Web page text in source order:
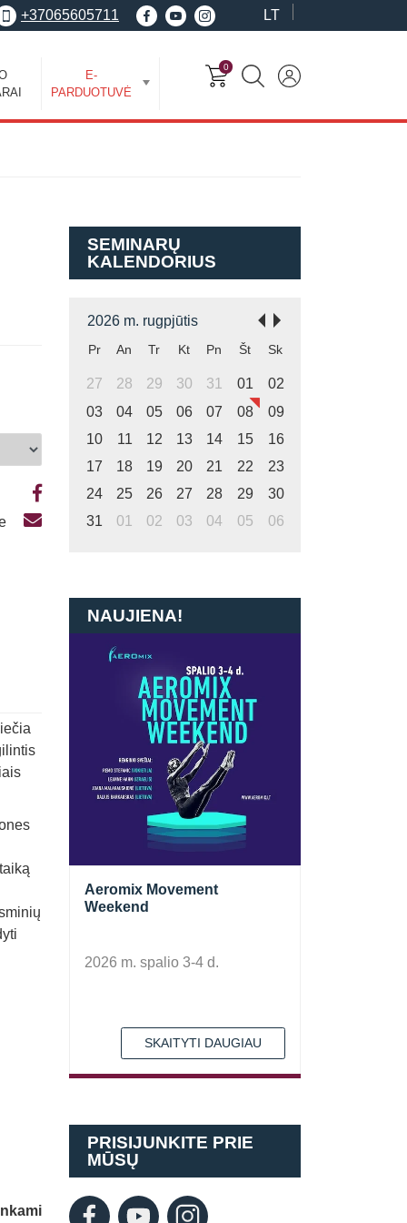
+37065605711 LT
E-
PARDUOTUVĖ
0
SEMINARŲ
KALENDORIUS
2026 m. rugpjūtis
Pr An Tr Kt Pn Št Sk
27 28 29 30 31 01
02
03
04 05 06 07 08
09
10
11 12 13 14 15
16
17
18 19 20 21 22
23
24
25 26 27 28 29
30
31
01 02 03 04 05 06
NAUJIENA!
Aeromix Movement
Weekend
2026 m. spalio 3-4 d.
SKAITYTI DAUGIAU
PRISIJUNKITE PRIE
MŪSŲ